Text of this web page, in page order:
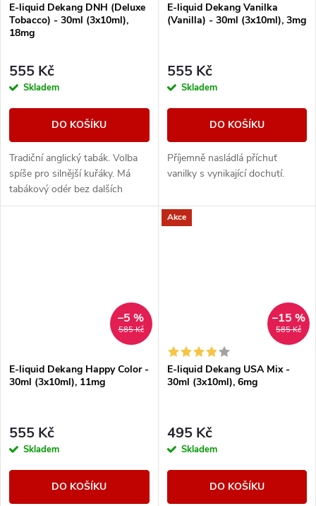
E-liquid Dekang DNH (Deluxe
Tobacco) - 30ml (3x10ml),
18mg
555 Kč
Skladem
DO KOŠÍKU
Tradiční anglický tabák. Volba
spíše pro silnější kuřáky. Má
tabákový odér bez dalších
aromatických prvků.
E-liquid Dekang Vanilka
(Vanilla) - 30ml (3x10ml), 3mg
555 Kč
Skladem
DO KOŠÍKU
Příjemně nasládlá příchuť
vanilky s vynikající dochutí.
585 Kč
–5 %
E-liquid Dekang Happy Color -
30ml (3x10ml), 11mg
555 Kč
Skladem
DO KOŠÍKU
Akce
585 Kč
–15 %
E-liquid Dekang USA Mix -
30ml (3x10ml), 6mg
495 Kč
Skladem
DO KOŠÍKU